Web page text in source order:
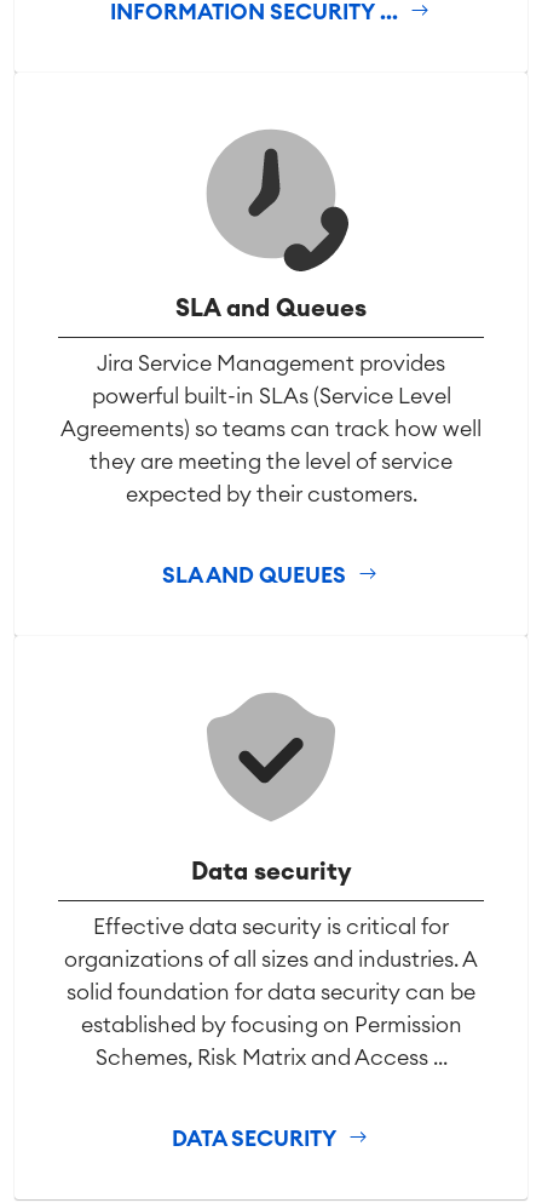
INFORMATION SECURITY ...
SLA and Queues
Jira Service Management provides
powerful built-in SLAs (Service Level
Agreements) so teams can track how well
they are meeting the level of service
expected by their customers.
SLA AND QUEUES
Data security
Effective data security is critical for
organizations of all sizes and industries. A
solid foundation for data security can be
established by focusing on Permission
Schemes, Risk Matrix and Access ...
DATA SECURITY